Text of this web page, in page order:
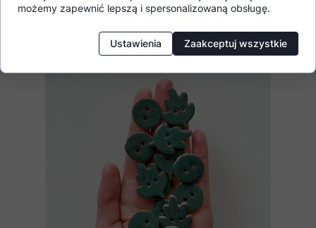
Pokrewne produkty
możemy zapewnić lepszą i spersonalizowaną obsługę.
Ustawienia Zaakceptuj wszystkie